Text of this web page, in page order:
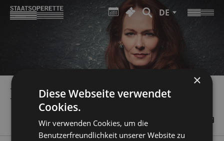
DE
MANDY COLEMAN
×
Diese Webseite verwendet
Cookies.
Wir verwenden Cookies, um die
Benutzerfreundlichkeit unserer Website zu